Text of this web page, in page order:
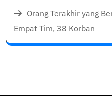
Orang Terakhir yang
Empat Tim, 38 Korban